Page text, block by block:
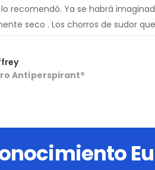
recomendó. Ya se habrá
seco . Los chorros de sudor
Antiperspirant®